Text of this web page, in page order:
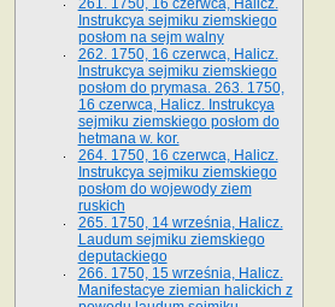
261. 1750, 16 czerwca, Halicz.
Instrukcya sejmiku ziemskiego
posłom na sejm walny
262. 1750, 16 czerwca, Halicz.
Instrukcya sejmiku ziemskiego
posłom do prymasa. 263. 1750,
16 czerwca, Halicz. Instrukcya
sejmiku ziemskiego posłom do
hetmana w. kor.
264. 1750, 16 czerwca, Halicz.
Instrukcya sejmiku ziemskiego
posłom do wojewody ziem
ruskich
265. 1750, 14 września, Halicz.
Laudum sejmiku ziemskiego
deputackiego
266. 1750, 15 września, Halicz.
Manifestacye ziemian halickich z